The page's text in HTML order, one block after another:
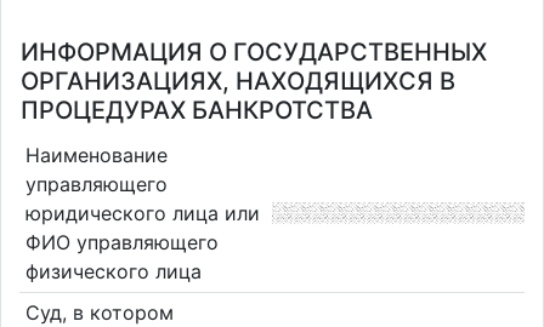
ИНФОРМАЦИЯ О ГОСУДАРСТВЕННЫХ
ОРГАНИЗАЦИЯХ, НАХОДЯЩИХСЯ В
ПРОЦЕДУРАХ БАНКРОТСТВА
Наименование
управляющего
юридического лица или
ФИО управляющего
физического лица
Суд, в котором